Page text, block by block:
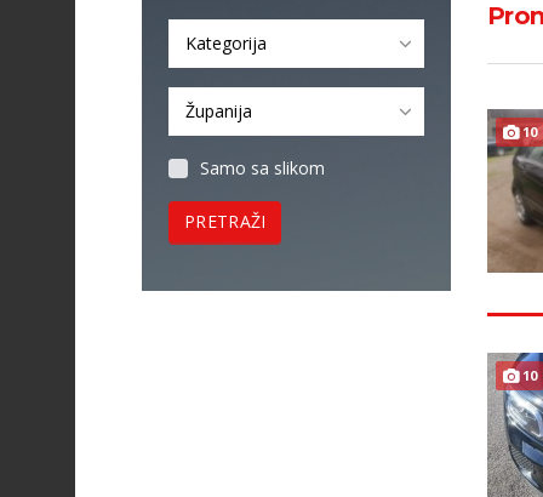
Kategorija
Županija
Samo sa slikom
PRETRAŽI
10
10